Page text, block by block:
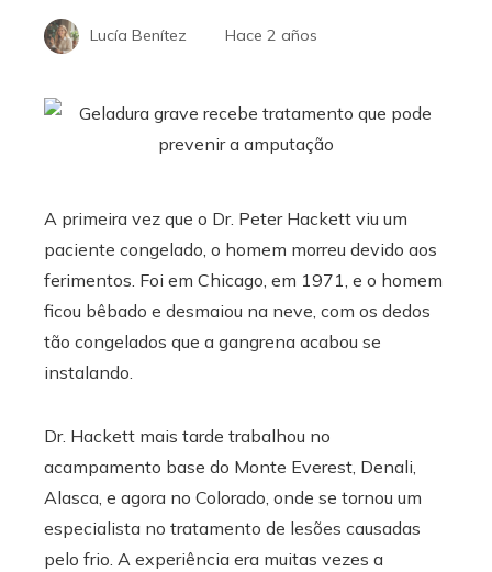
Lucía Benítez Hace 2 años
A primeira vez que o Dr. Peter Hackett viu um
paciente congelado, o homem morreu devido aos
ferimentos. Foi em Chicago, em 1971, e o homem
ficou bêbado e desmaiou na neve, com os dedos
tão congelados que a gangrena acabou se
instalando.
Dr. Hackett mais tarde trabalhou no
acampamento base do Monte Everest, Denali,
Alasca, e agora no Colorado, onde se tornou um
especialista no tratamento de lesões causadas
pelo frio. A experiência era muitas vezes a